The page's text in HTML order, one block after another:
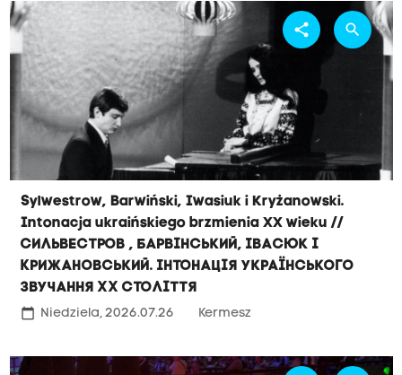
Sylwestrow, Barwiński, Iwasiuk i Kryżanowski.
Intonacja ukraińskiego brzmienia XX wieku //
Сильвестров , Барвінський, Івасюк і
Крижановський. Інтонація українського
звучання ХХ століття
calendar_today Niedziela, 2026.07.26 Kermesz
share search